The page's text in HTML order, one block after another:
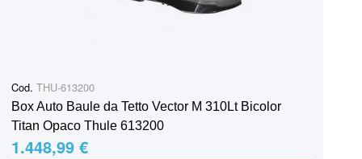
Cod. THU-613200
Box Auto Baule da Tetto Vector M 310Lt Bicolor
Titan Opaco Thule 613200
1.448,99 €